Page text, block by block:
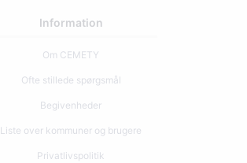
Information
Om CEMETY
Ofte stillede spørgsmål
Begivenheder
Liste over kommuner og brugere
Privatlivspolitik